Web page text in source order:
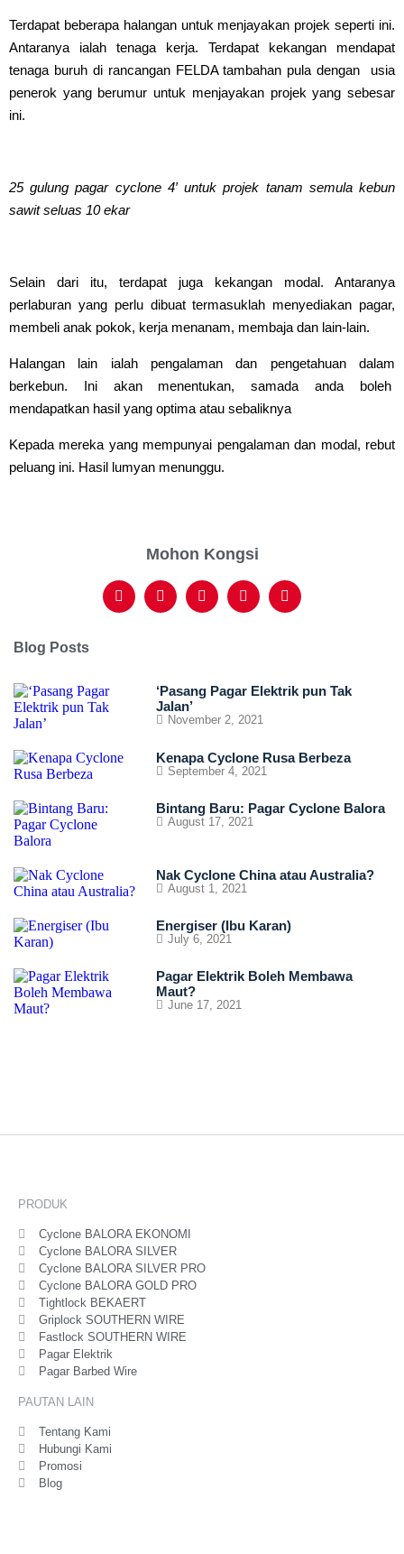
Terdapat beberapa halangan untuk menjayakan projek seperti ini.
Antaranya ialah tenaga kerja. Terdapat kekangan mendapat
tenaga buruh di rancangan FELDA tambahan pula dengan usia
penerok yang berumur untuk menjayakan projek yang sebesar
ini.
25 gulung pagar cyclone 4′ untuk projek tanam semula kebun
sawit seluas 10 ekar
Selain dari itu, terdapat juga kekangan modal. Antaranya
perlaburan yang perlu dibuat termasuklah menyediakan pagar,
membeli anak pokok, kerja menanam, membaja dan lain-lain.
Halangan lain ialah pengalaman dan pengetahuan dalam
berkebun. Ini akan menentukan, samada anda boleh
mendapatkan hasil yang optima atau sebaliknya
Kepada mereka yang mempunyai pengalaman dan modal, rebut
peluang ini. Hasil lumyan menunggu.
Mohon Kongsi
Blog Posts
‘Pasang Pagar Elektrik pun Tak
Jalan’
November 2, 2021
Kenapa Cyclone Rusa Berbeza
September 4, 2021
Bintang Baru: Pagar Cyclone Balora
August 17, 2021
Nak Cyclone China atau Australia?
August 1, 2021
Energiser (Ibu Karan)
July 6, 2021
Pagar Elektrik Boleh Membawa
Maut?
June 17, 2021
PRODUK
Cyclone BALORA EKONOMI
Cyclone BALORA SILVER
Cyclone BALORA SILVER PRO
Cyclone BALORA GOLD PRO
Tightlock BEKAERT
Griplock SOUTHERN WIRE
Fastlock SOUTHERN WIRE
Pagar Elektrik
Pagar Barbed Wire
PAUTAN LAIN
Tentang Kami
Hubungi Kami
Promosi
Blog